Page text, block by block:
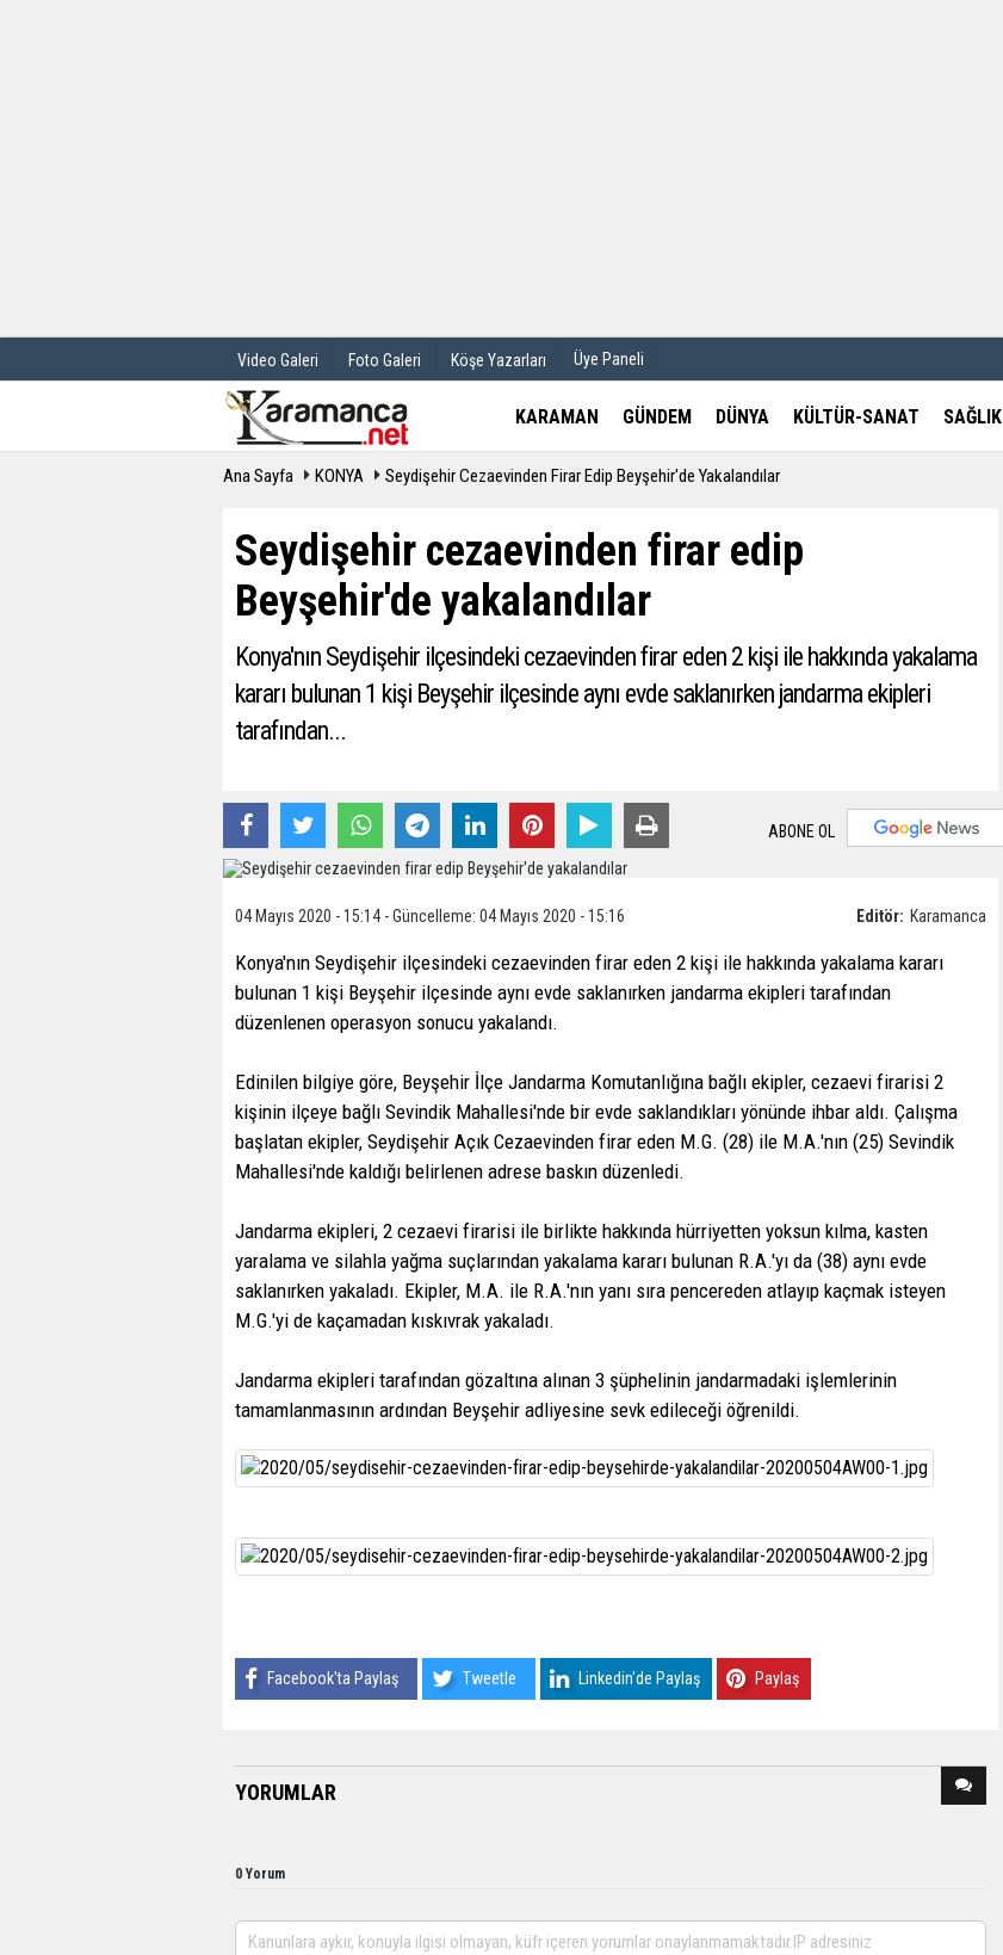
Video Galeri Foto Galeri Köşe Yazarları Üye Paneli
KARAMAN GÜNDEM DÜNYA KÜLTÜR-SANAT SAĞLIK
Ana Sayfa KONYA Seydişehir Cezaevinden Firar Edip Beyşehir'de Yakalandılar
Seydişehir cezaevinden firar edip
Beyşehir'de yakalandılar
Konya'nın Seydişehir ilçesindeki cezaevinden firar eden 2 kişi ile hakkında yakalama
kararı bulunan 1 kişi Beyşehir ilçesinde aynı evde saklanırken jandarma ekipleri
tarafından...
ABONE OL
Editör: Karamanca
04 Mayıs 2020 - 15:14 - Güncelleme: 04 Mayıs 2020 - 15:16
Konya'nın Seydişehir ilçesindeki cezaevinden firar eden 2 kişi ile hakkında yakalama kararı
bulunan 1 kişi Beyşehir ilçesinde aynı evde saklanırken jandarma ekipleri tarafından
düzenlenen operasyon sonucu yakalandı.
Edinilen bilgiye göre, Beyşehir İlçe Jandarma Komutanlığına bağlı ekipler, cezaevi firarisi 2
kişinin ilçeye bağlı Sevindik Mahallesi'nde bir evde saklandıkları yönünde ihbar aldı. Çalışma
başlatan ekipler, Seydişehir Açık Cezaevinden firar eden M.G. (28) ile M.A.'nın (25) Sevindik
Mahallesi'nde kaldığı belirlenen adrese baskın düzenledi.
Jandarma ekipleri, 2 cezaevi firarisi ile birlikte hakkında hürriyetten yoksun kılma, kasten
yaralama ve silahla yağma suçlarından yakalama kararı bulunan R.A.'yı da (38) aynı evde
saklanırken yakaladı. Ekipler, M.A. ile R.A.'nın yanı sıra pencereden atlayıp kaçmak isteyen
M.G.'yi de kaçamadan kıskıvrak yakaladı.
Jandarma ekipleri tarafından gözaltına alınan 3 şüphelinin jandarmadaki işlemlerinin
tamamlanmasının ardından Beyşehir adliyesine sevk edileceği öğrenildi.
Facebook'ta Paylaş Tweetle Linkedin'de Paylaş Paylaş
YORUMLAR
0 Yorum